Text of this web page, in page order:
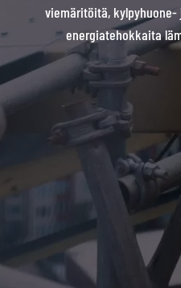
viemäritöitä,
energiatehokkaita